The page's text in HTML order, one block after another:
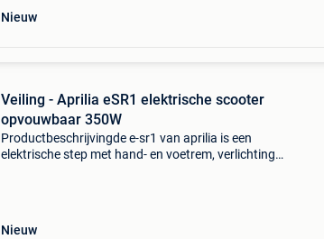
Nieuw
Veiling - Aprilia eSR1 elektrische scooter
opvouwbaar 350W
Productbeschrijvingde e-sr1 van aprilia is een
elektrische step met hand- en voetrem, verlichting
Nieuw